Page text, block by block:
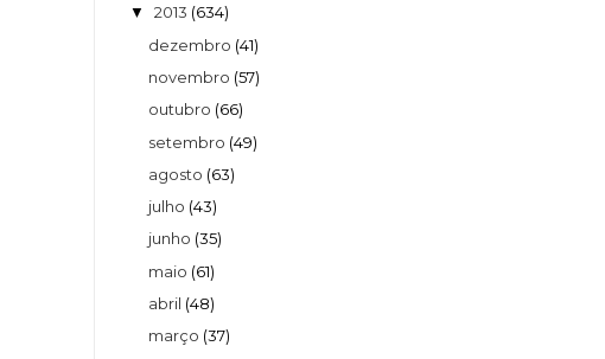
▼ 2013 (634)
dezembro (41)
novembro (57)
outubro (66)
setembro (49)
agosto (63)
julho (43)
junho (35)
maio (61)
abril (48)
março (37)